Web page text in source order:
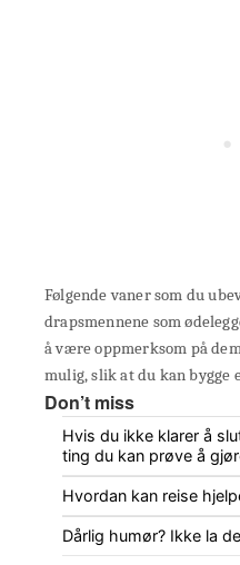
Følgende vaner som du
drapsmennene som
å være oppmerksom på
mulig, slik at du kan bygge
Don’t miss
Hvis du ikke klarer å
ting du kan prøve å
Hvordan kan reise
Dårlig humør? Ikke la